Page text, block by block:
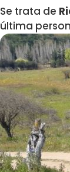
Se trata de
última